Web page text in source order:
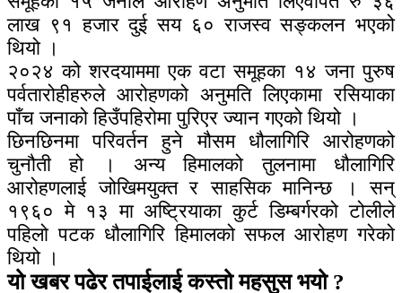
लाख ९१ हजार दुई सय ६० राजस्व सङ्कलन भएको
थियो ।
२०२४ को शरदयाममा एक वटा समूहका १४ जना पुरुष
पर्वतारोहीहरुले आरोहणको अनुमति लिएकामा रसियाका
पाँच जनाको हिउँपहिरोमा पुरिएर ज्यान गएको थियो ।
छिनछिनमा परिवर्तन हुने मौसम धौलागिरि आरोहणको
चुनौती हो । अन्य हिमालको तुलनामा धौलागिरि
आरोहणलाई जोखिमयुक्त र साहसिक मानिन्छ । सन्
१९६० मे १३ मा अष्ट्रियाका कुर्ट डिम्बर्गरको टोलीले
पहिलो पटक धौलागिरि हिमालको सफल आरोहण गरेको
थियो ।
यो खबर पढेर तपाईलाई कस्तो महसुस भयो ?